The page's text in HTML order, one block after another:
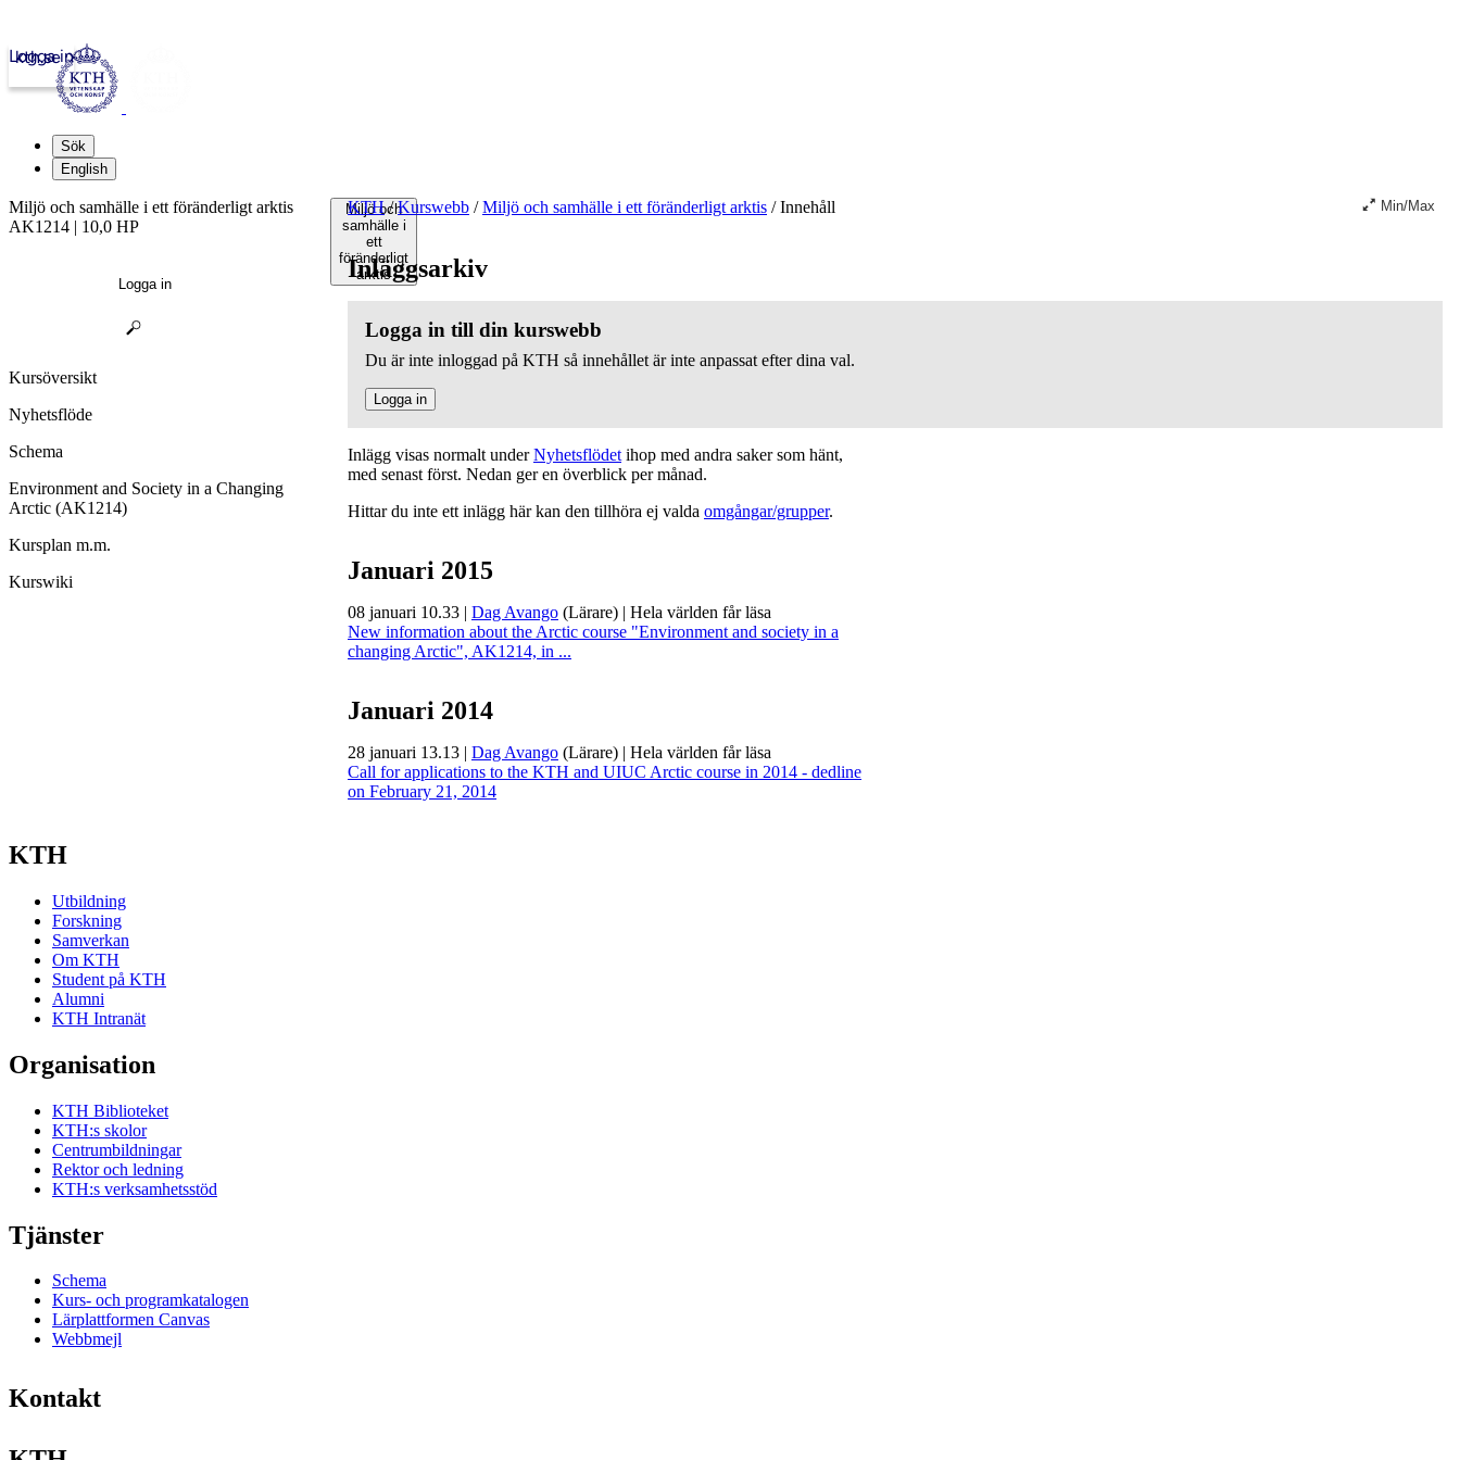
kth.se
Logga in
Sök
English
Miljö och
samhälle i
ett
föränderligt
arktis
KTH / Kurswebb / Miljö och samhälle i ett föränderligt arktis /Innehåll Min/Max
Inläggsarkiv
Logga in till din kurswebb
Du är inte inloggad på KTH så innehållet är inte anpassat efter dina val.
Logga in
Inlägg visas normalt underNyhetsflödet ihop med andra saker som hänt,
med senast först. Nedan ger en överblick per månad.
Hittar du inte ett inlägg här kan den tillhöra ej valda omgångar/grupper.
Januari 2015
08 januari 10.33 | Dag Avango (Lärare) | Hela världen får läsa
New information about the Arctic course "Environment and society in a
changing Arctic", AK1214, in ...
Januari 2014
28 januari 13.13 | Dag Avango (Lärare) | Hela världen får läsa
Call for applications to the KTH and UIUC Arctic course in 2014 - dedline
on February 21, 2014
Miljö och samhälle i ett föränderligt arktis
AK1214 | 10,0 HP
Logga in
Kursöversikt
Nyhetsflöde
Schema
Environment and Society in a Changing
Arctic (AK1214)
Kursplan m.m.
Kurswiki
KTH
Utbildning
Forskning
Samverkan
Om KTH
Student på KTH
Alumni
KTH Intranät
Organisation
KTH Biblioteket
KTH:s skolor
Centrumbildningar
Rektor och ledning
KTH:s verksamhetsstöd
Tjänster
Schema
Kurs- och programkatalogen
Lärplattformen Canvas
Webbmejl
Kontakt